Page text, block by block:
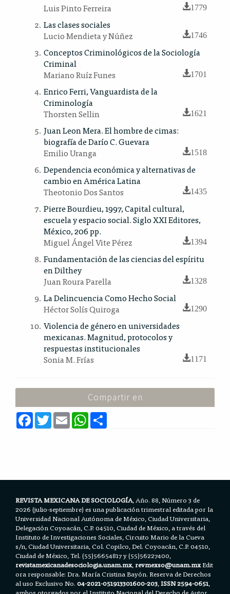
Luis Pinto Ferreira
1779
Las clases sociales
Lucio Mendieta y Núñez
1746
Conceptos Criminológicos de la Sociología
Criminal
Mariano Ruíz Funes
1701
Enrico Ferri, Vanguardista de la
Criminología
Thorsten Sellin
1621
Juan Leon Mera. El hombre de cimas:
biografía de Darío C. Guevara
Emilio Uranga
1518
Dependencia económica y alternativas de
cambio en América Latina
Theotonio Dos Santos
1435
Pierre Bourdieu, 1997, Capital cultural,
escuela y espacio social. Siglo XXI Editores,
México, 206 pp.
Miguel Ángel Vite Pérez
1394
Fundamentación de las ciencias del espíritu
en Dilthey
Juan Roura Parella
1328
La Delincuencia Como Hecho Social
Héctor Solís Quiroga
1290
Violencia de género en universidades
mexicanas. Magnitud, protocolos y
respuestas institucionales
Sonia M. Frías
1171
Compartir en
F
a
c
T
w
E
m
a
W
h
a
REVISTA MEXICANA DE SOCIOLOGÍA, Año. 88, Número 3 de
2026 (julio-septiembre) es una publicación trimestral editada por la
Universidad Nacional Autónoma de México, Ciudad Universitaria,
Delegación Coyoacán, C.P. 04510, Ciudad de México, a través del
Instituto de Investigaciones Sociales, Circuito Mario de la Cueva
s/n, Ciudad Universitaria, Col. Copilco, Del. Coyoacán, C.P. 04510,
Ciudad de México, Tel. (55)56654817 y (55)56227400,
revistamexicanadesociologia.unam.mx,revmexso@unam.mxEdit
ora responsable: Dra. María Cristina Bayón. Reserva de Derechos
al uso Exclusivo No.04-2021-051913301600-203,ISSN 2594-0651,